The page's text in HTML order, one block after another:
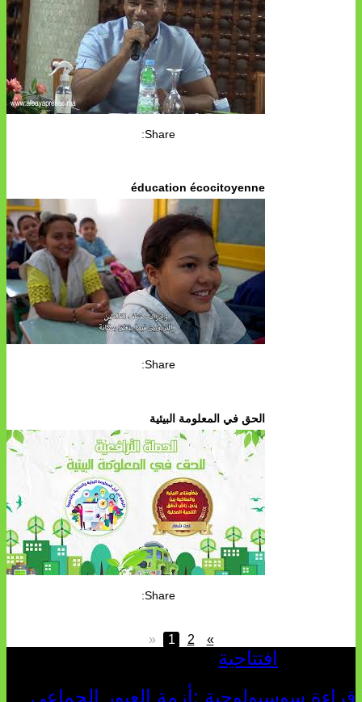
Share:
éducation écocitoyenne
Share:
الحق في المعلومة البيئية
Share:
افتتاحية
سوسيولوجية :أزمة العبور الجماعي